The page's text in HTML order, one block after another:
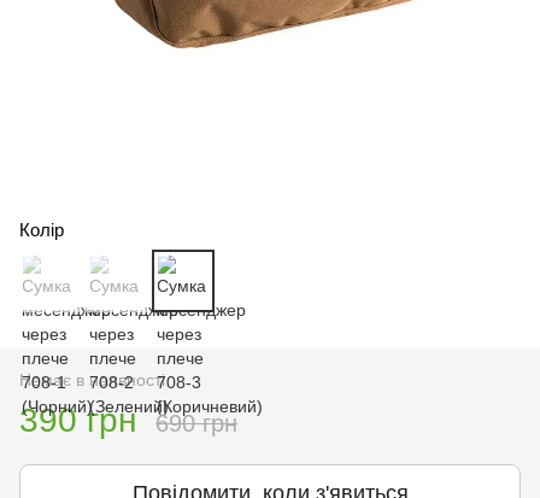
Колір
Немає в наявності
390 грн 690 грн
Повідомити, коли з'явиться